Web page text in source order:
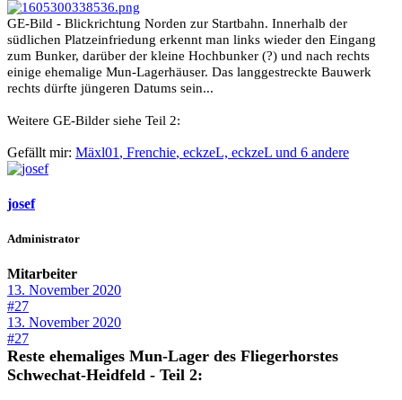
GE-Bild - Blickrichtung Norden zur Startbahn. Innerhalb der
südlichen Platzeinfriedung erkennt man links wieder den Eingang
zum Bunker, darüber der kleine Hochbunker (?) und nach rechts
einige ehemalige Mun-Lagerhäuser. Das langgestreckte Bauwerk
rechts dürfte jüngeren Datums sein...
Weitere GE-Bilder siehe Teil 2:
Gefällt mir: Mäxl01 , Frenchie, eckzeL, eckzeL und 6 andere
josef
Administrator
Mitarbeiter
13. November 2020
#27
13. November 2020
#27
Reste ehemaliges Mun-Lager des Fliegerhorstes
Schwechat-Heidfeld - Teil 2: